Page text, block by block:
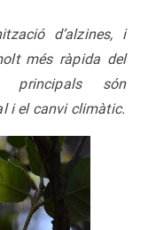
d’alzines, i
més ràpida del
principals són
i el canvi climàtic.